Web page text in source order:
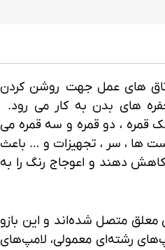
اتاق های عمل جهت روشن کردن
های بدن به کار می رود.
قمره ، دو قمره و سه قمره می
ها ، سر ، تجهیزات و … باعث
کاهش دهند و اعوجاج رنگ را به
متصل شده‌اند و این بازو
رشته‌ای معمولی، لامپ‌های